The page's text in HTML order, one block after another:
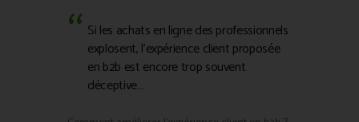
Si les achats en ligne des professionnels
explosent, l’expérience client proposée
en b2b est encore trop souvent
déceptive…